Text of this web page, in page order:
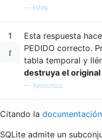
kstep
1
Esta respuesta
PEDIDO correcto.
tabla temporal y
destruya el original
— Xeoncross
Citando la
SQLite admite un